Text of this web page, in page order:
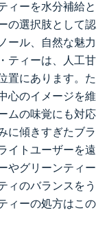
ィーを水分補給と
の選択肢として認
ール、自然な魅力
ティーは、人工甘
置にあります。た
心のイメージを維
ムの味覚にも対応
に傾きすぎたブラ
イトユーザーを遠
やグリーンティー
ィのバランスをう
ィーの処方はこの